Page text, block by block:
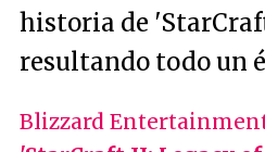
historia de
resultando todo un
Blizzard